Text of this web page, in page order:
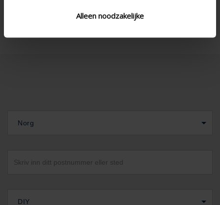
Alleen noodzakelijke
Norg
DIY